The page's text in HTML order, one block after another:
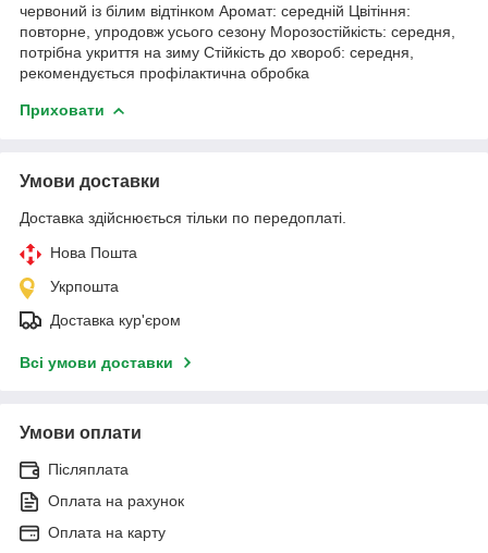
червоний із білим відтінком Аромат: середній Цвітіння:
повторне, упродовж усього сезону Морозостійкість: середня,
потрібна укриття на зиму Стійкість до хвороб: середня,
рекомендується профілактична обробка
Приховати
Умови доставки
Доставка здійснюється тільки по передоплаті.
Нова Пошта
Укрпошта
Доставка кур'єром
Всі умови доставки
Умови оплати
Післяплата
Оплата на рахунок
Оплата на карту